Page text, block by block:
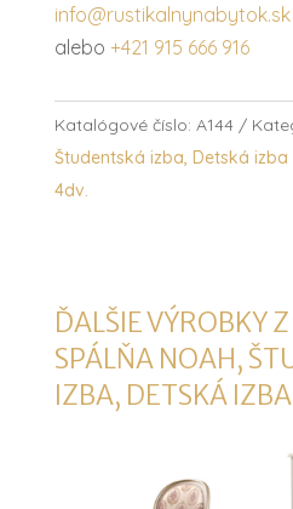
info@rustikalnynabytok.sk
alebo +421 915 666 916
Katalógové číslo: A144
Študentská izba, Detská izba
4dv.
ĎALŠIE VÝROBKY
SPÁLŇA NOAH,
IZBA, DETSKÁ